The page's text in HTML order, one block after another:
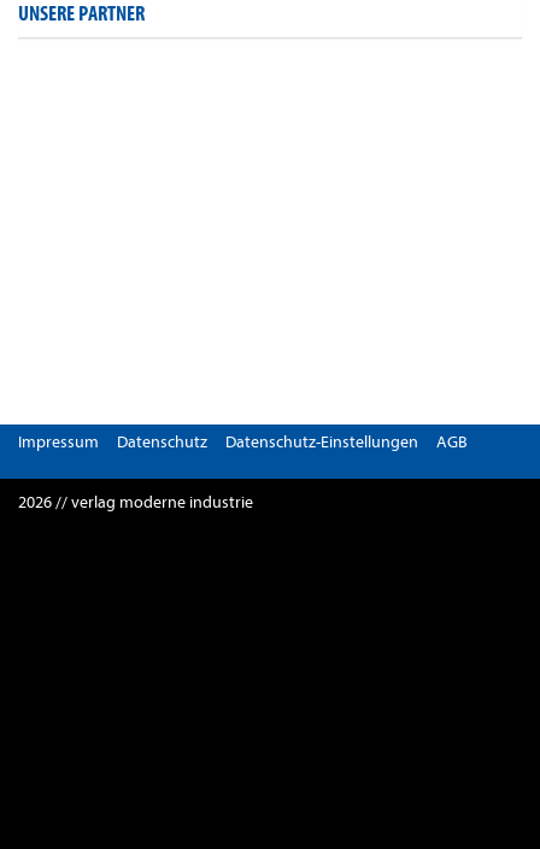
UNSERE PARTNER
Impressum Datenschutz Datenschutz-Einstellungen AGB
2026 // verlag moderne industrie